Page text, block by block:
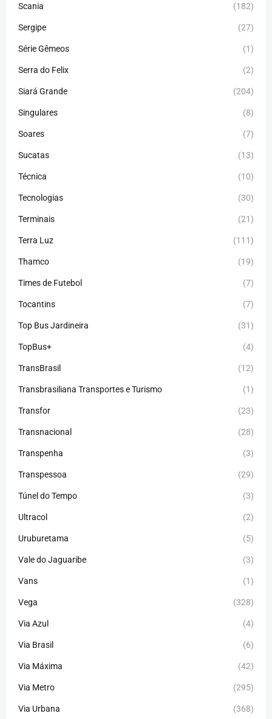
Scania (182)
Sergipe (27)
Série Gêmeos (1)
Serra do Felix (2)
Siará Grande (204)
Singulares (8)
Soares (7)
Sucatas (13)
Técnica (10)
Tecnologias (30)
Terminais (21)
Terra Luz (111)
Thamco (19)
Times de Futebol (7)
Tocantins (7)
Top Bus Jardineira (31)
TopBus+ (4)
TransBrasil (12)
Transbrasiliana Transportes e Turismo (1)
Transfor (23)
Transnacional (28)
Transpenha (3)
Transpessoa (29)
Túnel do Tempo (3)
Ultracol (2)
Uruburetama (5)
Vale do Jaguaribe (3)
Vans (1)
Vega (328)
Via Azul (4)
Via Brasil (6)
Via Máxima (42)
Via Metro (295)
Via Urbana (368)